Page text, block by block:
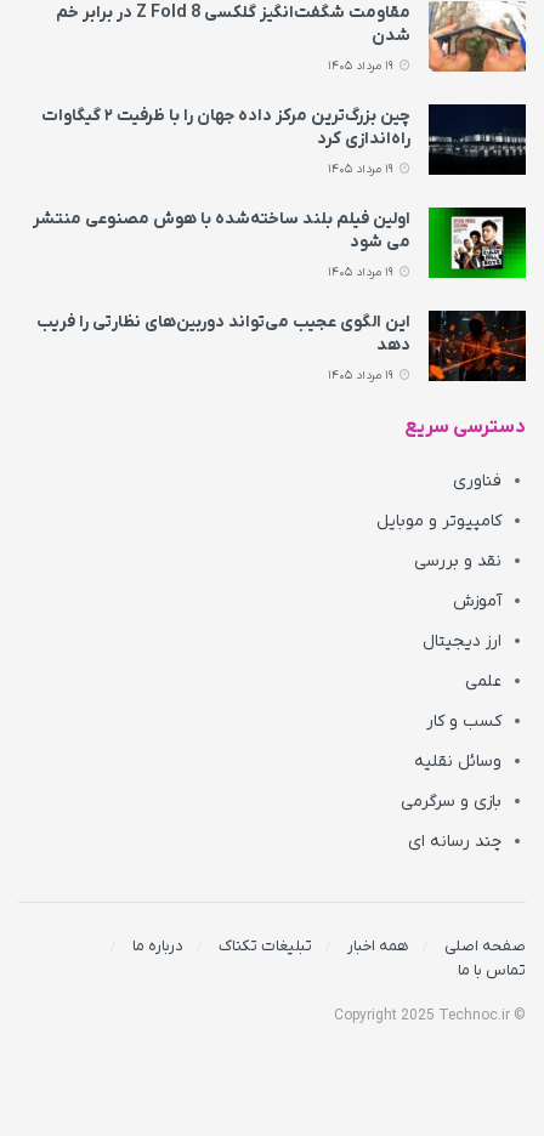
مقاومت شگفت‌انگیز گلکسی Z Fold 8 در برابر خم
شدن
چین بزرگ‌ترین مرکز داده جهان را با ظرفیت ۲ گیگاوات
راه‌اندازی کرد
اولین فیلم بلند ساخته‌شده با هوش مصنوعی منتشر
می‌ شود
این الگوی عجیب می‌تواند دوربین‌های نظارتی را فریب
دهد
دسترسی سریع
فناوری
کامپیوتر و موبایل
نقد و بررسی
آموزش
ارز دیجیتال
علمی
کسب و کار
وسائل نقلیه
بازی و سرگرمی
چند رسانه ای
صفحه اصلی همه اخبار تبلیغات تکناک
درباره ما
تماس با ما
© Copyright 2025 Technoc.ir